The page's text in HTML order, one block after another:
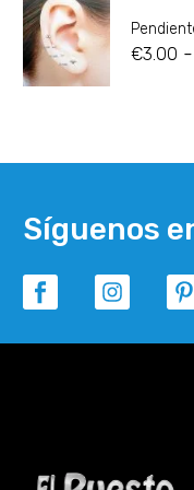
€3.00 -
Síguenos